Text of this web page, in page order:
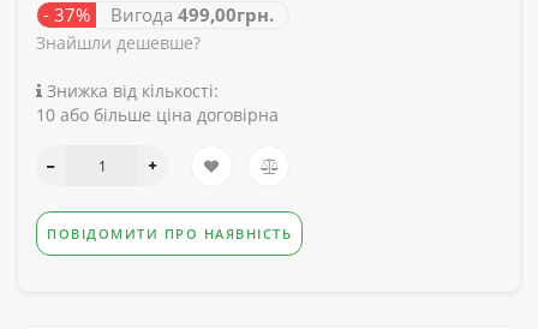
- 37% Вигода 499,00грн.
Знайшли дешевше?
Знижка від кількості:
10 або більше ціна договірна
ПОВІДОМИТИ ПРО НАЯВНІСТЬ